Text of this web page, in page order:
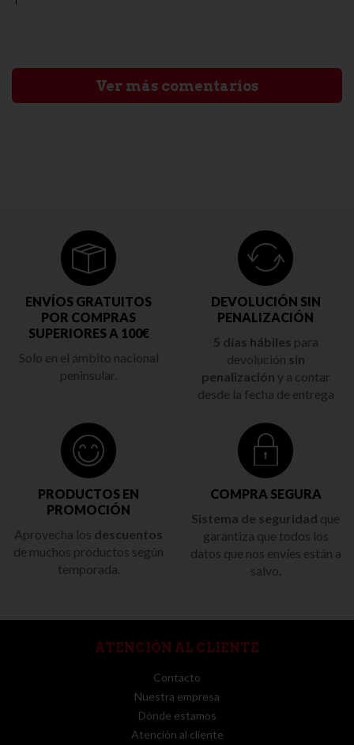
Ver más comentarios
ENVÍOS GRATUITOS
POR COMPRAS
SUPERIORES A 100€
Solo en el ámbito nacional
peninsular.
DEVOLUCIÓN SIN
PENALIZACIÓN
5 días hábiles para
devolución sin
penalización y a contar
desde la fecha de entrega
PRODUCTOS EN
PROMOCIÓN
Aprovecha los descuentos
de muchos productos según
temporada.
COMPRA SEGURA
Sistema de seguridad que
garantiza que todos los
datos que nos envíes están a
salvo.
ATENCIÓN AL CLIENTE
Contacto
Nuestra empresa
Dónde estamos
Atención al cliente